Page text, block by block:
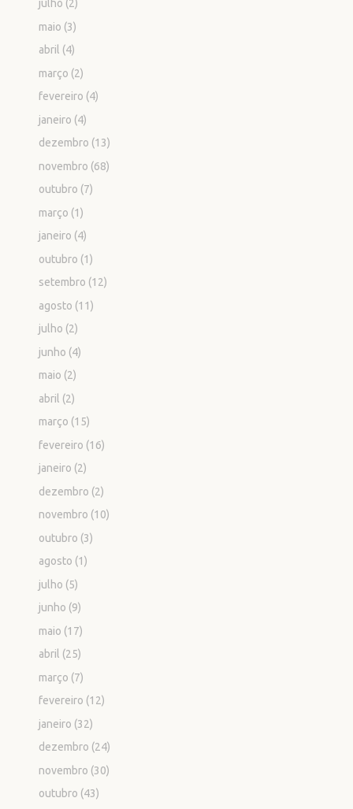
julho (2)
maio (3)
abril (4)
março (2)
fevereiro (4)
janeiro (4)
dezembro (13)
novembro (68)
outubro (7)
março (1)
janeiro (4)
outubro (1)
setembro (12)
agosto (11)
julho (2)
junho (4)
maio (2)
abril (2)
março (15)
fevereiro (16)
janeiro (2)
dezembro (2)
novembro (10)
outubro (3)
agosto (1)
julho (5)
junho (9)
maio (17)
abril (25)
março (7)
fevereiro (12)
janeiro (32)
dezembro (24)
novembro (30)
outubro (43)